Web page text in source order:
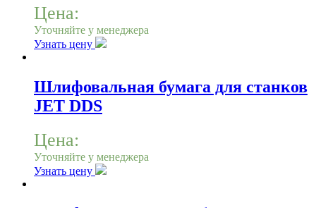
Цена:
Уточняйте у менеджера
Узнать цену
Шлифовальная бумага для станков
JET DDS
Цена:
Уточняйте у менеджера
Узнать цену